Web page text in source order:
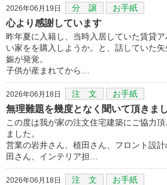
2026年06月19日 分 譲 お手紙
心より感謝しています
昨年夏に入籍し、当時入居していた賃貸
い家をを購入しようか。と、話していた
娠が発覚。
子供が産まれてから…
2026年06月18日 注 文 お手紙
無理難題を幾度となく聞いて頂きま
この度は我が家の注文住宅建築にご協力
ました。
営業の岩井さん、植田さん、フロント設
田さん、インテリア担…
2026年06月18日 注 文 お手紙